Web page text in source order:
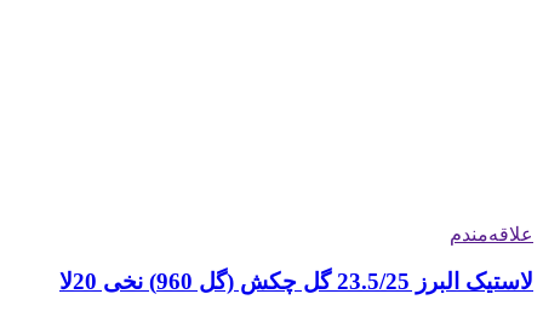
علاقه‌مندم
لاستیک البرز 23.5/25 گل چکش (گل 960) نخی 20لا